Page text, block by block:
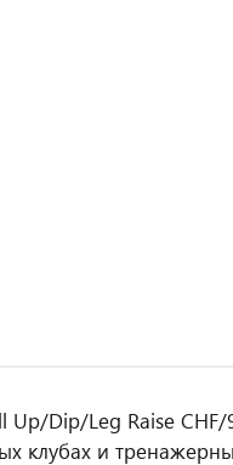
Up/Dip/Leg Raise
клубах и